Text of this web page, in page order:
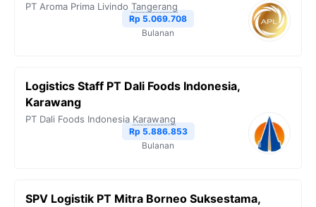
PT Aroma Prima Livindo Tangerang
Rp 5.069.708
Bulanan
Logistics Staff PT Dali Foods Indonesia,
Karawang
PT Dali Foods Indonesia Karawang
Rp 5.886.853
Bulanan
SPV Logistik PT Mitra Borneo Suksestama,